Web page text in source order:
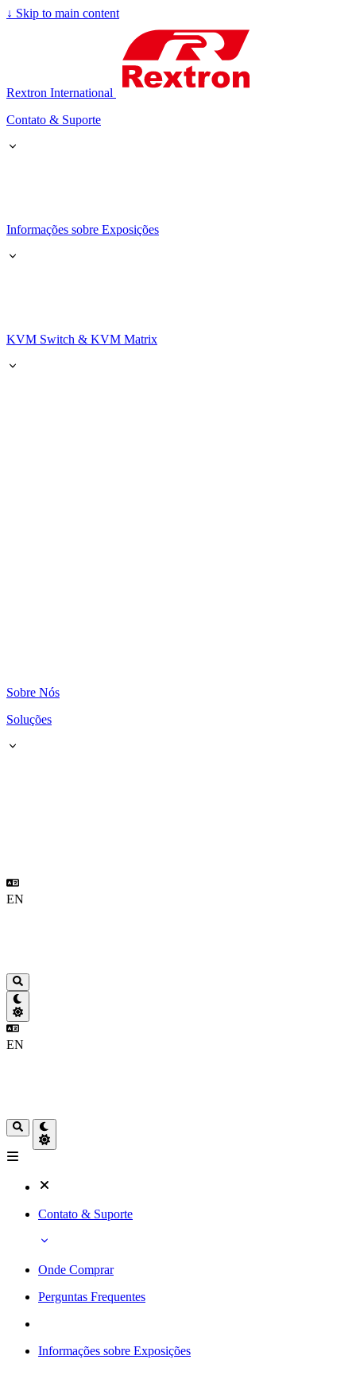
↓ Skip to main content
Rextron International
Contato & Suporte
Informações sobre Exposições
KVM Switch & KVM Matrix
Sobre Nós
Soluções
EN
EN
Contato & Suporte
Onde Comprar
Perguntas Frequentes
Informações sobre Exposições